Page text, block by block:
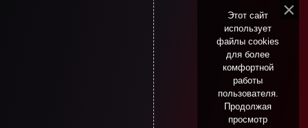
Этот сайт
использует
файлы cookies
для более
комфортной
работы
пользователя.
Продолжая
просмотр